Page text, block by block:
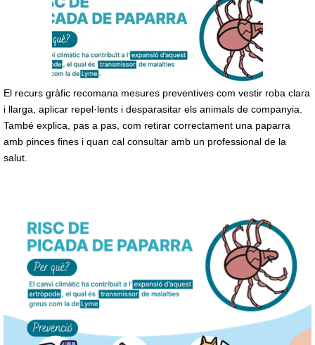
El recurs gràfic recomana mesures preventives com vestir roba clara
i llarga, aplicar repel·lents i desparasitar els animals de companyia.
També explica, pas a pas, com retirar correctament una paparra
amb pinces fines i quan cal consultar amb un professional de la
salut.